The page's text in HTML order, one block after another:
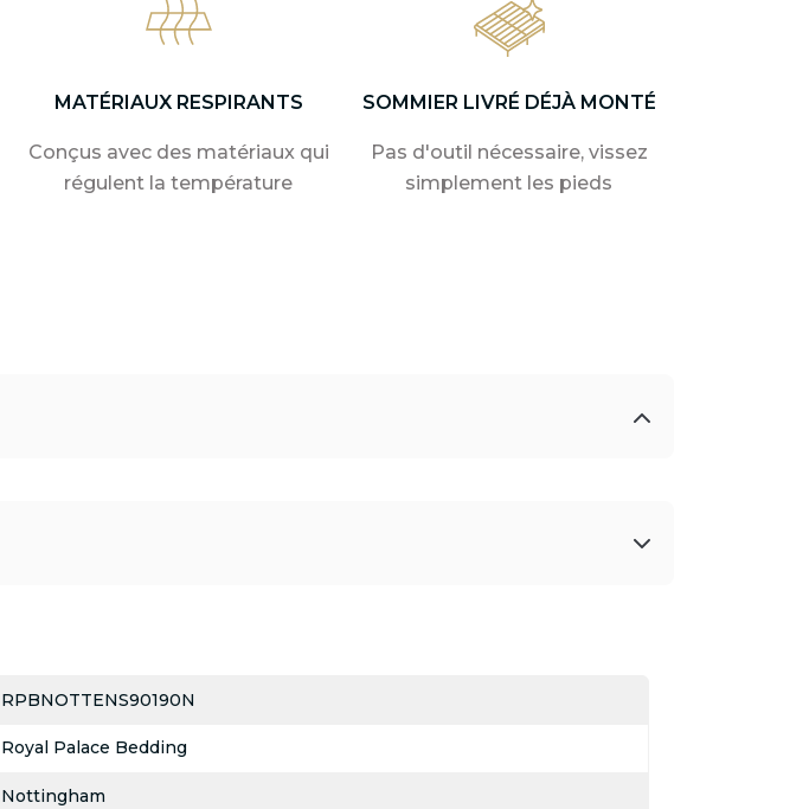
MATÉRIAUX RESPIRANTS
Conçus avec des matériaux qui
régulent la température
SOMMIER LIVRÉ DÉJÀ MONTÉ
Pas d'outil nécessaire, vissez
simplement les pieds
RPBNOTTENS90190N
Royal Palace Bedding
Nottingham